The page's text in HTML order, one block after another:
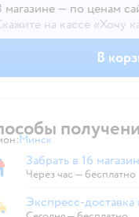
магазине — по ценам
на кассе «Хочу
магазине — по ценам сайта
В
Выбор адреса доставки.
Минск
в магазине
Забрать в 16
Через час — бесплатно
Экспресс-доставка